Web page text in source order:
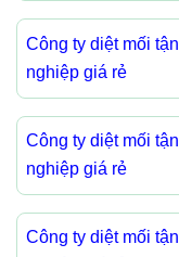
Công ty diệt mối
nghiệp giá rẻ
Công ty diệt mối
nghiệp giá rẻ
Công ty diệt mối